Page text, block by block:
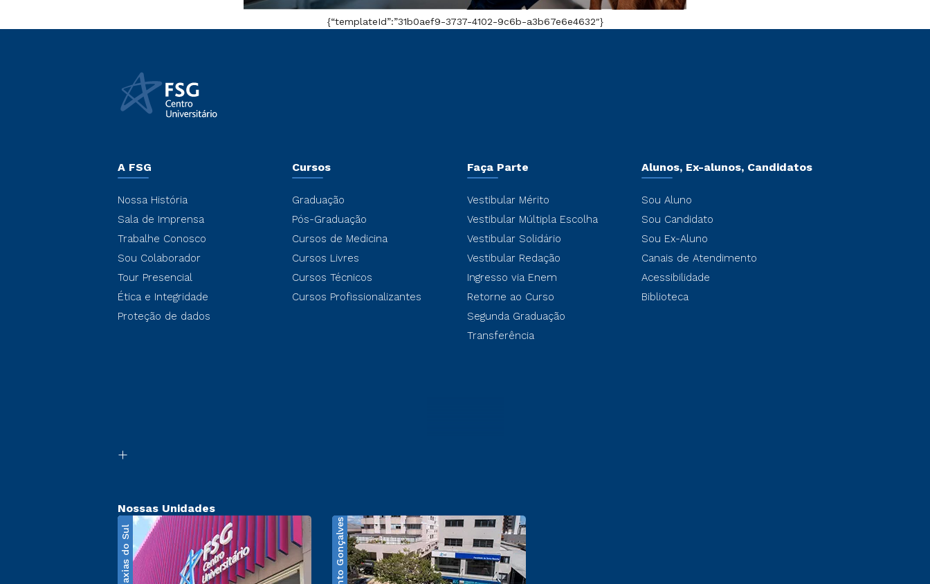
{“templateId”:”31b0aef9-3737-4102-9c6b-a3b67e6e4632″}
A FSG
Nossa História
Sala de Imprensa
Trabalhe Conosco
Sou Colaborador
Tour Presencial
Ética e Integridade
Proteção de dados
Cursos
Graduação
Pós-Graduação
Cursos de Medicina
Cursos Livres
Cursos Técnicos
Cursos Profissionalizantes
Faça Parte
Vestibular Mérito
Vestibular Múltipla Escolha
Vestibular Solidário
Vestibular Redação
Ingresso via Enem
Retorne ao Curso
Segunda Graduação
Transferência
Alunos, Ex-alunos, Candidatos
Sou Aluno
Sou Candidato
Sou Ex-Aluno
Canais de Atendimento
Acessibilidade
Biblioteca
Nossas Unidades
Caxias do Sul Bento Gonçalves